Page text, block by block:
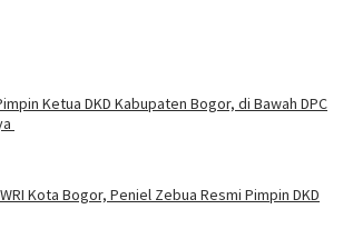
Ketua DKD Kabupaten Bogor, di Bawah DPC
Kota Bogor, Peniel Zebua Resmi Pimpin DKD